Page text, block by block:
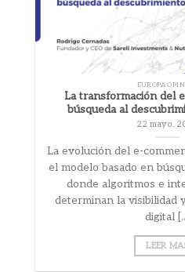
EUROPA
La transformación del
búsqueda al
22 mayo,
La evolución del e-
el modelo basado en
donde algoritmos e
determinan la visibilidad
digital
LEER